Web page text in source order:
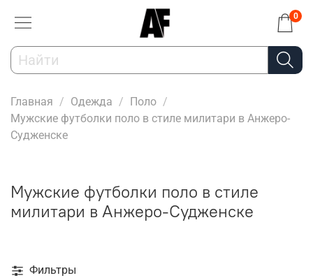
0
Главная Одежда
Поло
Мужские футболки поло в стиле милитари в Анжеро-
Судженске
Мужские футболки поло в стиле
милитари в Анжеро-Судженске
Фильтры